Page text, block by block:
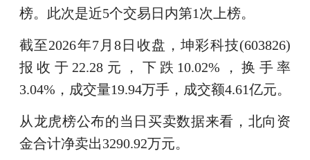
榜。此次是近5个交易日内第1次上榜。
截至2026年7月8日收盘，坤彩科技(603826)
报收于22.28元，下跌10.02%，换手率
3.04%，成交量19.94万手，成交额4.61亿元。
从龙虎榜公布的当日买卖数据来看，北向资
金合计净卖出3290.92万元。